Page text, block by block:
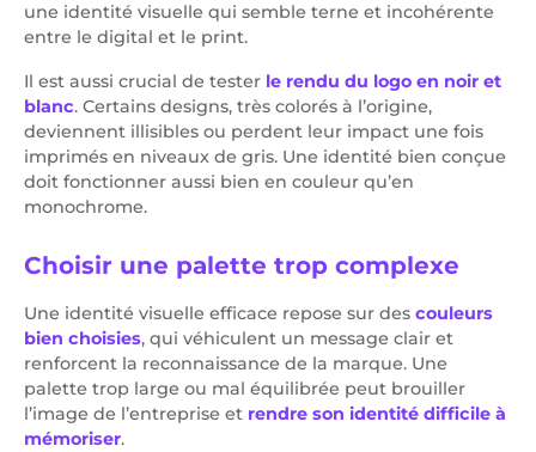
une identité visuelle qui semble terne et incohérente
entre le digital et le print.
Il est aussi crucial de tester le rendu du logo en noir et
blanc. Certains designs, très colorés à l’origine,
deviennent illisibles ou perdent leur impact une fois
imprimés en niveaux de gris. Une identité bien conçue
doit fonctionner aussi bien en couleur qu’en
monochrome.
Choisir une palette trop complexe
Une identité visuelle efficace repose sur des couleurs
bien choisies, qui véhiculent un message clair et
renforcent la reconnaissance de la marque. Une
palette trop large ou mal équilibrée peut brouiller
l’image de l’entreprise et rendre son identité difficile à
mémoriser.